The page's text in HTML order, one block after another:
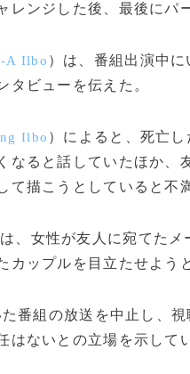
レンジした後、最後にパ
A Ilbo ）は、番組出演中
タビューを伝えた。
Ilbo ）によると、死亡
なると話していたほか
て描こうとしていると不
、女性が友人に宛てた
カップルを目立たせよう
番組の放送を中止し、
はないとの立場を示して